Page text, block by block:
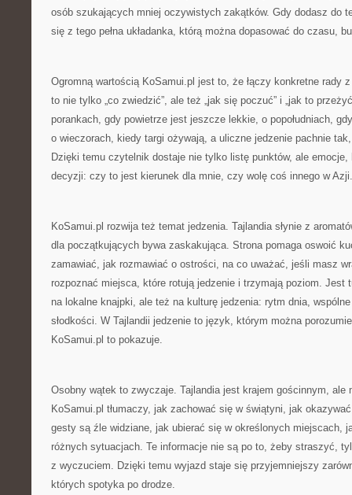
osób szukających mniej oczywistych zakątków. Gdy dodasz do
się z tego pełna układanka, którą można dopasować do czasu,
Ogromną wartością KoSamui.pl jest to, że łączy konkretne rady
to nie tylko „co zwiedzić”, ale też „jak się poczuć” i „jak to
porankach, gdy powietrze jest jeszcze lekkie, o popołudniach,
o wieczorach, kiedy targi ożywają, a uliczne jedzenie pachnie
Dzięki temu czytelnik dostaje nie tylko listę punktów, ale emocje,
decyzji: czy to jest kierunek dla mnie, czy wolę coś innego w Azji.
KoSamui.pl rozwija też temat jedzenia. Tajlandia słynie z
dla początkujących bywa zaskakująca. Strona pomaga oswoić
zamawiać, jak rozmawiać o ostrości, na co uważać, jeśli masz
rozpoznać miejsca, które rotują jedzenie i trzymają poziom. Jest
na lokalne knajpki, ale też na kulturę jedzenia: rytm dnia,
słodkości. W Tajlandii jedzenie to język, którym można
KoSamui.pl to pokazuje.
Osobny wątek to zwyczaje. Tajlandia jest krajem gościnnym, ale
KoSamui.pl tłumaczy, jak zachować się w świątyni, jak
gesty są źle widziane, jak ubierać się w określonych miejscach,
różnych sytuacjach. Te informacje nie są po to, żeby straszyć,
z wyczuciem. Dzięki temu wyjazd staje się przyjemniejszy
których spotyka po drodze.